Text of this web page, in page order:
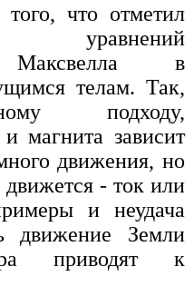
что отметил
Максвелла в
телам. Так,
подходу,
магнита зависит
движения, но
- ток или
и неудача
движение Земли
приводят к